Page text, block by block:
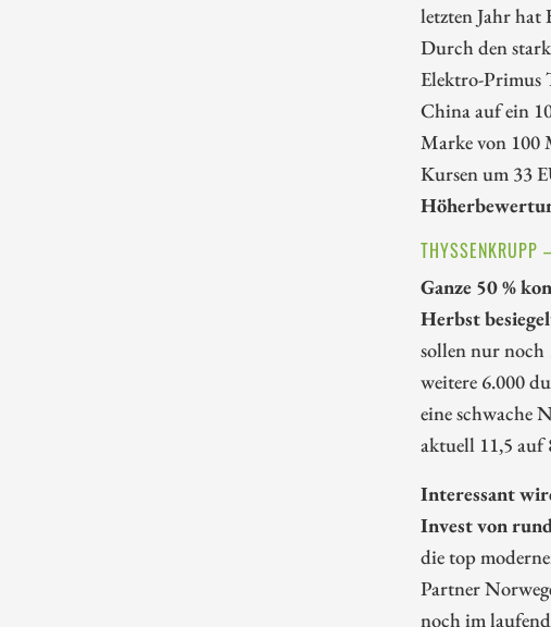
letzten Jahr hat
Durch den
Elektro-Primus
China auf ein
Marke von 100
Kursen um 33
THYSSENKRUPP
Ganze 50 %
Herbst
sollen nur noch
weitere 6.000
eine schwache
aktuell 11,5 auf
Interessant
Invest von
die top
Partner
noch im